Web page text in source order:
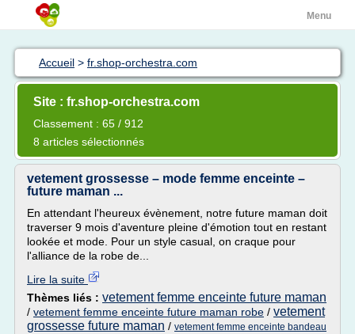
Menu
Accueil > fr.shop-orchestra.com
Site : fr.shop-orchestra.com
Classement : 65 / 912
8 articles sélectionnés
vetement grossesse – mode femme enceinte –
future maman ...
En attendant l'heureux évènement, notre future maman doit
traverser 9 mois d'aventure pleine d'émotion tout en restant
lookée et mode. Pour un style casual, on craque pour
l'alliance de la robe de...
Lire la suite
Thèmes liés : vetement femme enceinte future maman
/ vetement femme enceinte future maman robe / vetement
grossesse future maman / vetement femme enceinte bandeau